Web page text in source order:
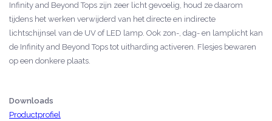
Infinity and Beyond Tops zijn zeer licht gevoelig, houd ze daarom
tijdens het werken verwijderd van het directe en indirecte
lichtschijnsel van de UV of LED lamp. Ook zon-, dag- en lamplicht kan
de Infinity and Beyond Tops tot uitharding activeren. Flesjes bewaren
op een donkere plaats.
Downloads
Productprofiel